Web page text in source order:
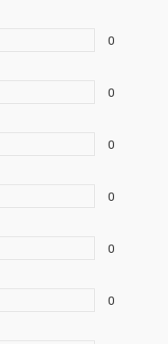
0
0
0
0
0
0